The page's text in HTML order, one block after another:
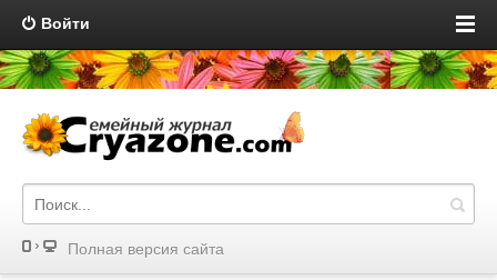
Войти
Полная версия сайта